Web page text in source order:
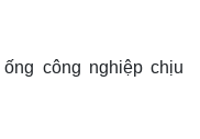
công nghiệp chịu